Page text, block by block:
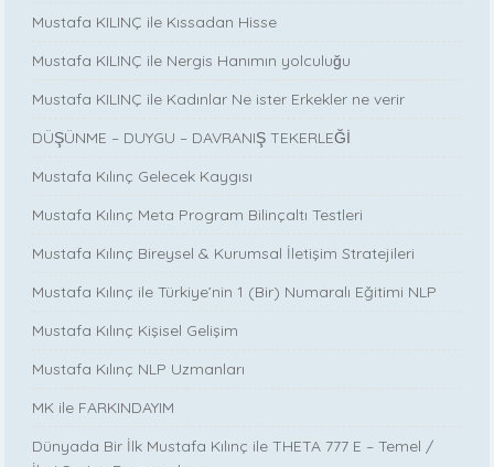
Mustafa KILINÇ ile Kıssadan Hisse
Mustafa KILINÇ ile Nergis Hanımın yolculuğu
Mustafa KILINÇ ile Kadınlar Ne ister Erkekler ne verir
DÜŞÜNME – DUYGU – DAVRANIŞ TEKERLEĞİ
Mustafa Kılınç Gelecek Kaygısı
Mustafa Kılınç Meta Program Bilinçaltı Testleri
Mustafa Kılınç Bireysel & Kurumsal İletişim Stratejileri
Mustafa Kılınç ile Türkiye’nin 1 (Bir) Numaralı Eğitimi NLP
Mustafa Kılınç Kişisel Gelişim
Mustafa Kılınç NLP Uzmanları
MK ile FARKINDAYIM
Dünyada Bir İlk Mustafa Kılınç ile THETA 777 E – Temel /